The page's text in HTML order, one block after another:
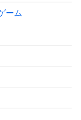
ーム